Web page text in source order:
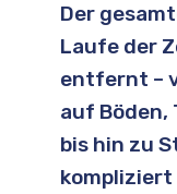
Der
Laufe der
entfernt –
auf Böden,
bis hin zu
kompliziert